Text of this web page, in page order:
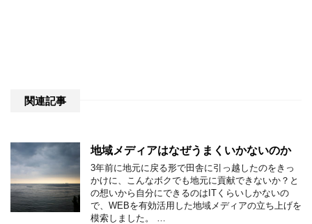
関連記事
地域メディアはなぜうまくいかないのか
3年前に地元に戻る形で田舎に引っ越したのをきっ
かけに、こんなボクでも地元に貢献できないか？と
の想いから自分にできるのはITくらいしかないの
で、WEBを有効活用した地域メディアの立ち上げを
模索しました。 …